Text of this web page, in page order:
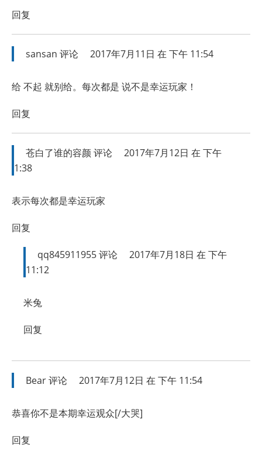
回复
sansan 评论 2017年7月11日 在 下午 11:54
给 不起 就别给。每次都是 说不是幸运玩家！
回复
苍白了谁的容颜评论
2017年7月12日 在 下午
1:38
表示每次都是幸运玩家
回复
qq845911955评论
2017年7月18日 在 下午
11:12
米兔
回复
Bear评论 2017年7月12日 在 下午 11:54
恭喜你不是本期幸运观众[/大哭]
回复